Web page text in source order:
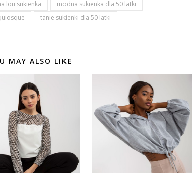
lou sukienka
modna sukienka dla 50 latki
tanie sukienki dla 50 latki
MAY ALSO LIKE